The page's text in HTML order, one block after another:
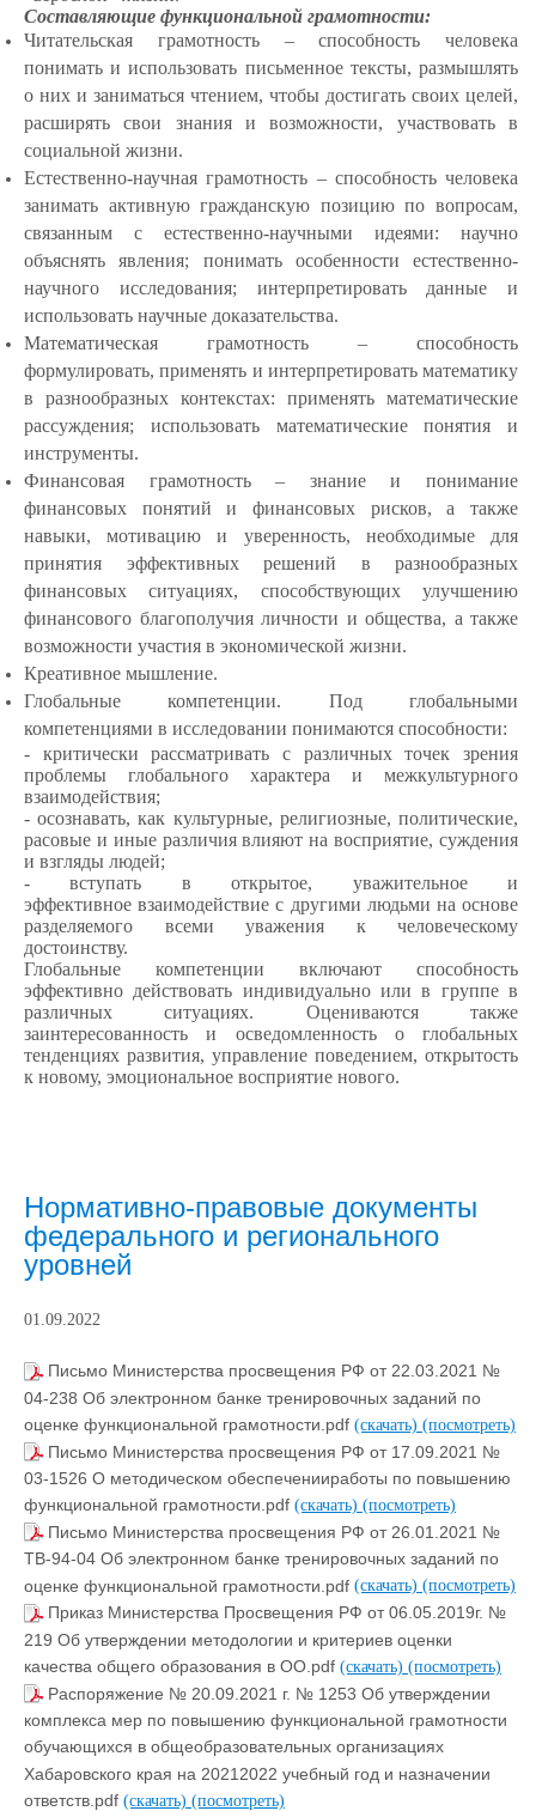
Составляющие функциональной грамотности:
Читательская грамотность – способность человека
понимать и использовать письменное тексты, размышлять
о них и заниматься чтением, чтобы достигать своих целей,
расширять свои знания и возможности, участвовать в
социальной жизни.
Естественно-научная грамотность – способность человека
занимать активную гражданскую позицию по вопросам,
связанным с естественно-научными идеями: научно
объяснять явления; понимать особенности естественно-
научного исследования; интерпретировать данные и
использовать научные доказательства.
Математическая грамотность – способность
формулировать, применять и интерпретировать математику
в разнообразных контекстах: применять математические
рассуждения; использовать математические понятия и
инструменты.
Финансовая грамотность – знание и понимание
финансовых понятий и финансовых рисков, а также
навыки, мотивацию и уверенность, необходимые для
принятия эффективных решений в разнообразных
финансовых ситуациях, способствующих улучшению
финансового благополучия личности и общества, а также
возможности участия в экономической жизни.
Креативное мышление.
Глобальные компетенции. Под глобальными
компетенциями в исследовании понимаются способности:
- критически рассматривать с различных точек зрения
проблемы глобального характера и межкультурного
взаимодействия;
- осознавать, как культурные, религиозные, политические,
расовые и иные различия влияют на восприятие, суждения
и взгляды людей;
- вступать в открытое, уважительное и
эффективное взаимодействие с другими людьми на основе
разделяемого всеми уважения к человеческому
достоинству.
Глобальные компетенции включают способность
эффективно действовать индивидуально или в группе в
различных ситуациях. Оцениваются также
заинтересованность и осведомленность о глобальных
тенденциях развития, управление поведением, открытость
к новому, эмоциональное восприятие нового.
Нормативно-правовые документы
федерального и регионального
уровней
01.09.2022
Письмо Министерства просвещения РФ от 22.03.2021 №
04-238 Об электронном банке тренировочных заданий по
оценке функциональной грамотности.pdf (скачать) (посмотреть)
Письмо Министерства просвещения РФ от 17.09.2021 №
03-1526 О методическом обеспеченииработы по повышению
функциональной грамотности.pdf (скачать) (посмотреть)
Письмо Министерства просвещения РФ от 26.01.2021 №
ТВ-94-04 Об электронном банке тренировочных заданий по
оценке функциональной грамотности.pdf (скачать) (посмотреть)
Приказ Министерства Просвещения РФ от 06.05.2019г. №
219 Об утверждении методологии и критериев оценки
качества общего образования в ОО.pdf (скачать) (посмотреть)
Распоряжение № 20.09.2021 г. № 1253 Об утверждении
комплекса мер по повышению функциональной грамотности
обучающихся в общеобразовательных организациях
Хабаровского края на 20212022 учебный год и назначении
ответств.pdf (скачать) (посмотреть)